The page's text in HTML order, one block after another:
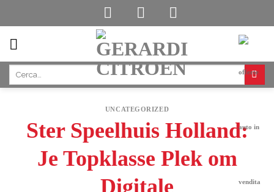
content
UNCATEGORIZED
Ster Speelhuis Holland:
Je Topklasse Plek om
Digitale